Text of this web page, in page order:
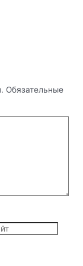
Обязательные